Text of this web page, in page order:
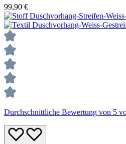
99,90 €
Durchschnittliche Bewertung von 5